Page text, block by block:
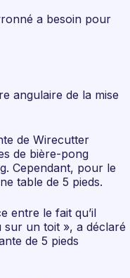
a besoin pour
angulaire de la mise
de Wirecutter
de bière-pong
Cependant, pour le
table de 5 pieds.
entre le fait qu’il
un toit », a déclaré
de 5 pieds